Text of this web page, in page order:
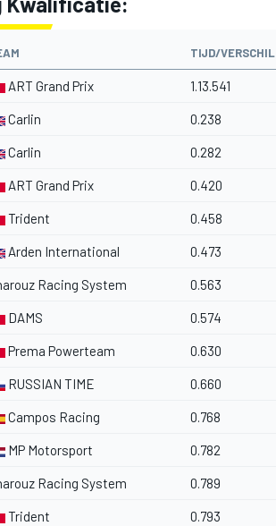
TIJD/VERSCHIL
ART Grand Prix 1.13.541
Carlin 0.238
Carlin 0.282
ART Grand Prix 0.420
Trident 0.458
Arden International 0.473
Racing System 0.563
DAMS 0.574
Prema Powerteam 0.630
RUSSIAN TIME 0.660
Campos Racing 0.768
MP Motorsport 0.782
Racing System 0.789
Trident 0.793